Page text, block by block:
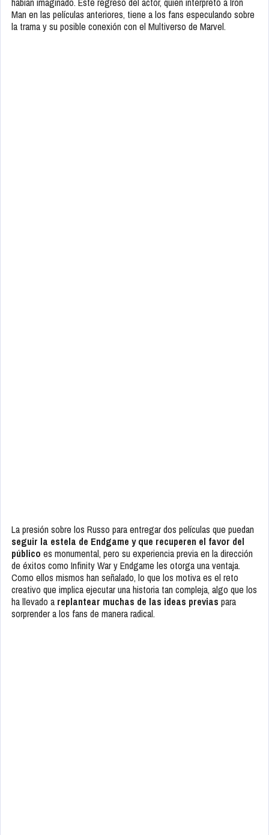
Man en las películas anteriores, tiene a los fans especulando sobre
la trama y su posible conexión con el Multiverso de Marvel.
La presión sobre los Russo para entregar dos películas que puedan
seguir la estela de Endgame y que recuperen el favor del
público es monumental, pero su experiencia previa en la dirección
de éxitos como Infinity War y Endgame les otorga una ventaja.
Como ellos mismos han señalado, lo que los motiva es el reto
creativo que implica ejecutar una historia tan compleja, algo que los
ha llevado a replantear muchas de las ideas previas para
sorprender a los fans de manera radical.